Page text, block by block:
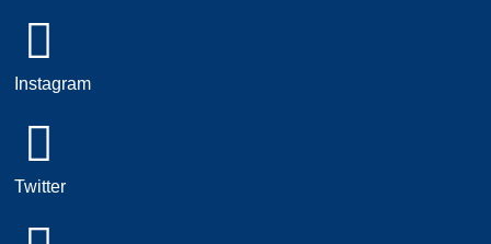
Instagram
Twitter